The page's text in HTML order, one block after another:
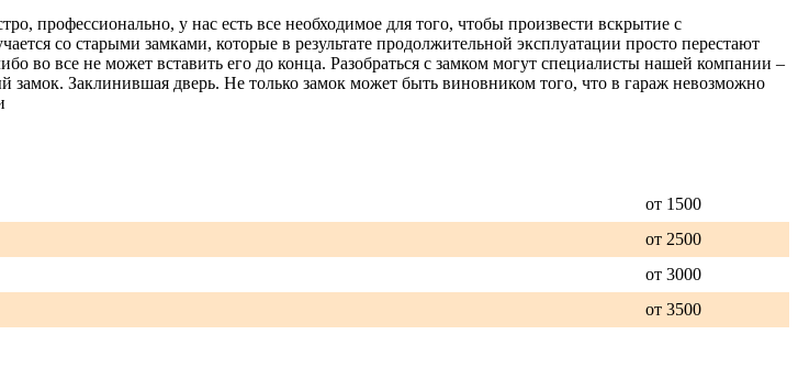
профессионально, у нас есть все необходимое для того, чтобы произвести вскрытие с
со старыми замками, которые в результате продолжительной эксплуатации просто перестают
во все не может вставить его до конца. Разобраться с замком могут специалисты нашей компании –
Заклинившая дверь. Не только замок может быть виновником того, что в гараж невозможно
от 1500
от 2500
от 3000
от 3500